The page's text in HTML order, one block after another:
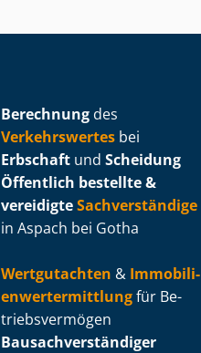
Berechnung des
Verkehrswertes bei
Erbschaft und Scheidung
Öffentlich bestellte &
vereidigteSachverständige
in Aspach bei Gotha
Wertgutachten & Im­mo­bi­li­
en­wert­ermitt­lungfür Be­
triebs­ver­mö­gen
Bau­sach­ver­stän­di­ger